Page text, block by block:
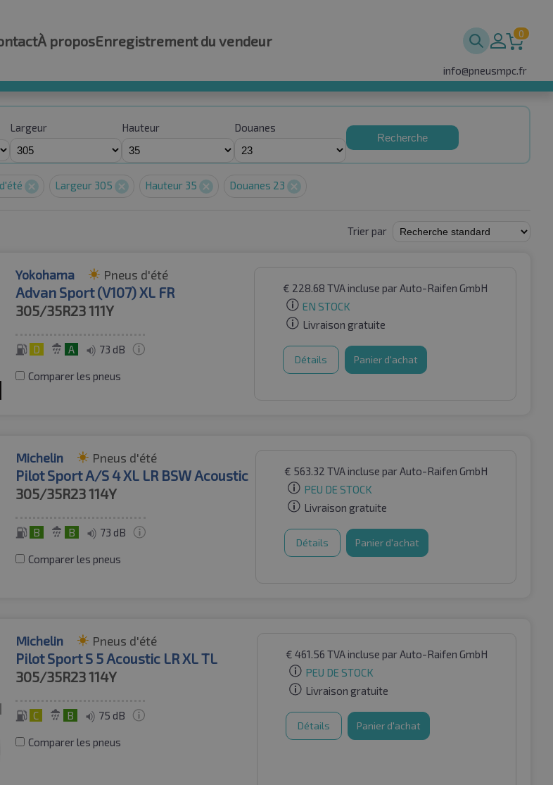
À proposEnregistrement du vendeur 0
info@pneusmpc.fr
Largeur Hauteur Douanes
Recherche
Largeur 305 Hauteur 35 Douanes 23
Trier par
Yokohama Pneus d'été
Advan Sport (V107) XL FR
305/35R23111Y
D A 73 dB
Comparer les pneus
€ 228.68 TVA incluse par Auto-Raifen GmbH
EN STOCK
Livraison gratuite
Détails Panier d'achat
Michelin Pneus d'été
Pilot Sport A/S 4 XL LR BSW Acoustic
305/35R23114Y
B B 73 dB
Comparer les pneus
€ 563.32 TVA incluse par Auto-Raifen GmbH
PEU DE STOCK
Livraison gratuite
Détails Panier d'achat
Michelin Pneus d'été
Pilot Sport S 5 Acoustic LR XL TL
305/35R23114Y
C B 75 dB
Comparer les pneus
€ 461.56 TVA incluse par Auto-Raifen GmbH
PEU DE STOCK
Livraison gratuite
Détails Panier d'achat